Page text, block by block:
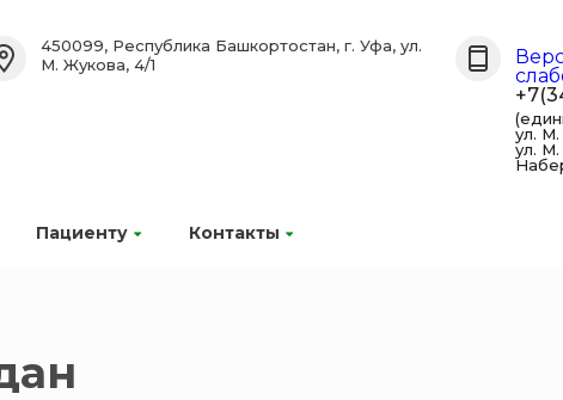
Пациенту Контакты
450099, Республика Башкортостан, г. Уфа, ул.
М. Жукова, 4/1
ул. М.
ул. М.